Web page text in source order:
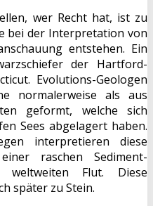
wer Recht hat, ist zu
bei der Interpretation von
entstehen. Ein
der Hartford-
Evolutions-Geologen
normalerweise als aus
geformt, welche sich
Sees abgelagert haben.
interpretieren diese
raschen Sediment-
weltweiten Flut. Diese
später zu Stein.